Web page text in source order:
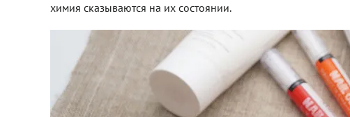
химия сказываются на их состоянии.